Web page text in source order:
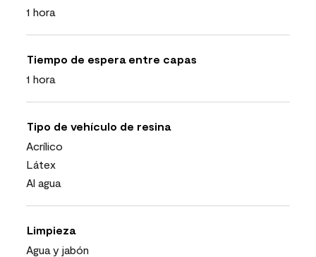
1 hora
Tiempo de espera entre capas
1 hora
Tipo de vehículo de resina
Acrílico
Látex
Al agua
Limpieza
Agua y jabón